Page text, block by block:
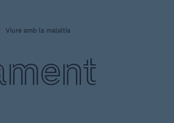
Viure amb la malaltia